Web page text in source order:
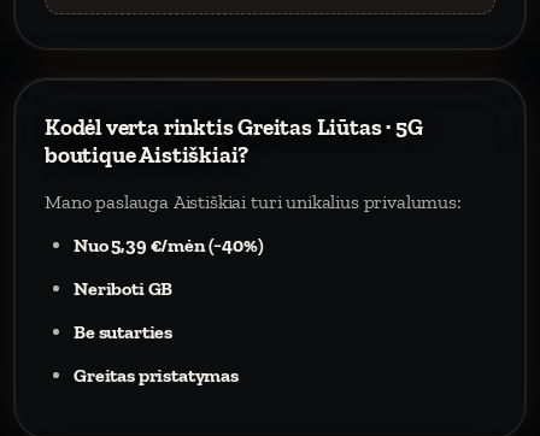
Kodėl verta rinktis Greitas Liūtas · 5G
boutique Aistiškiai?
Mano paslauga Aistiškiai turi unikalius privalumus:
Nuo 5,39 €/mėn (−40%)
Neriboti GB
Be sutarties
Greitas pristatymas